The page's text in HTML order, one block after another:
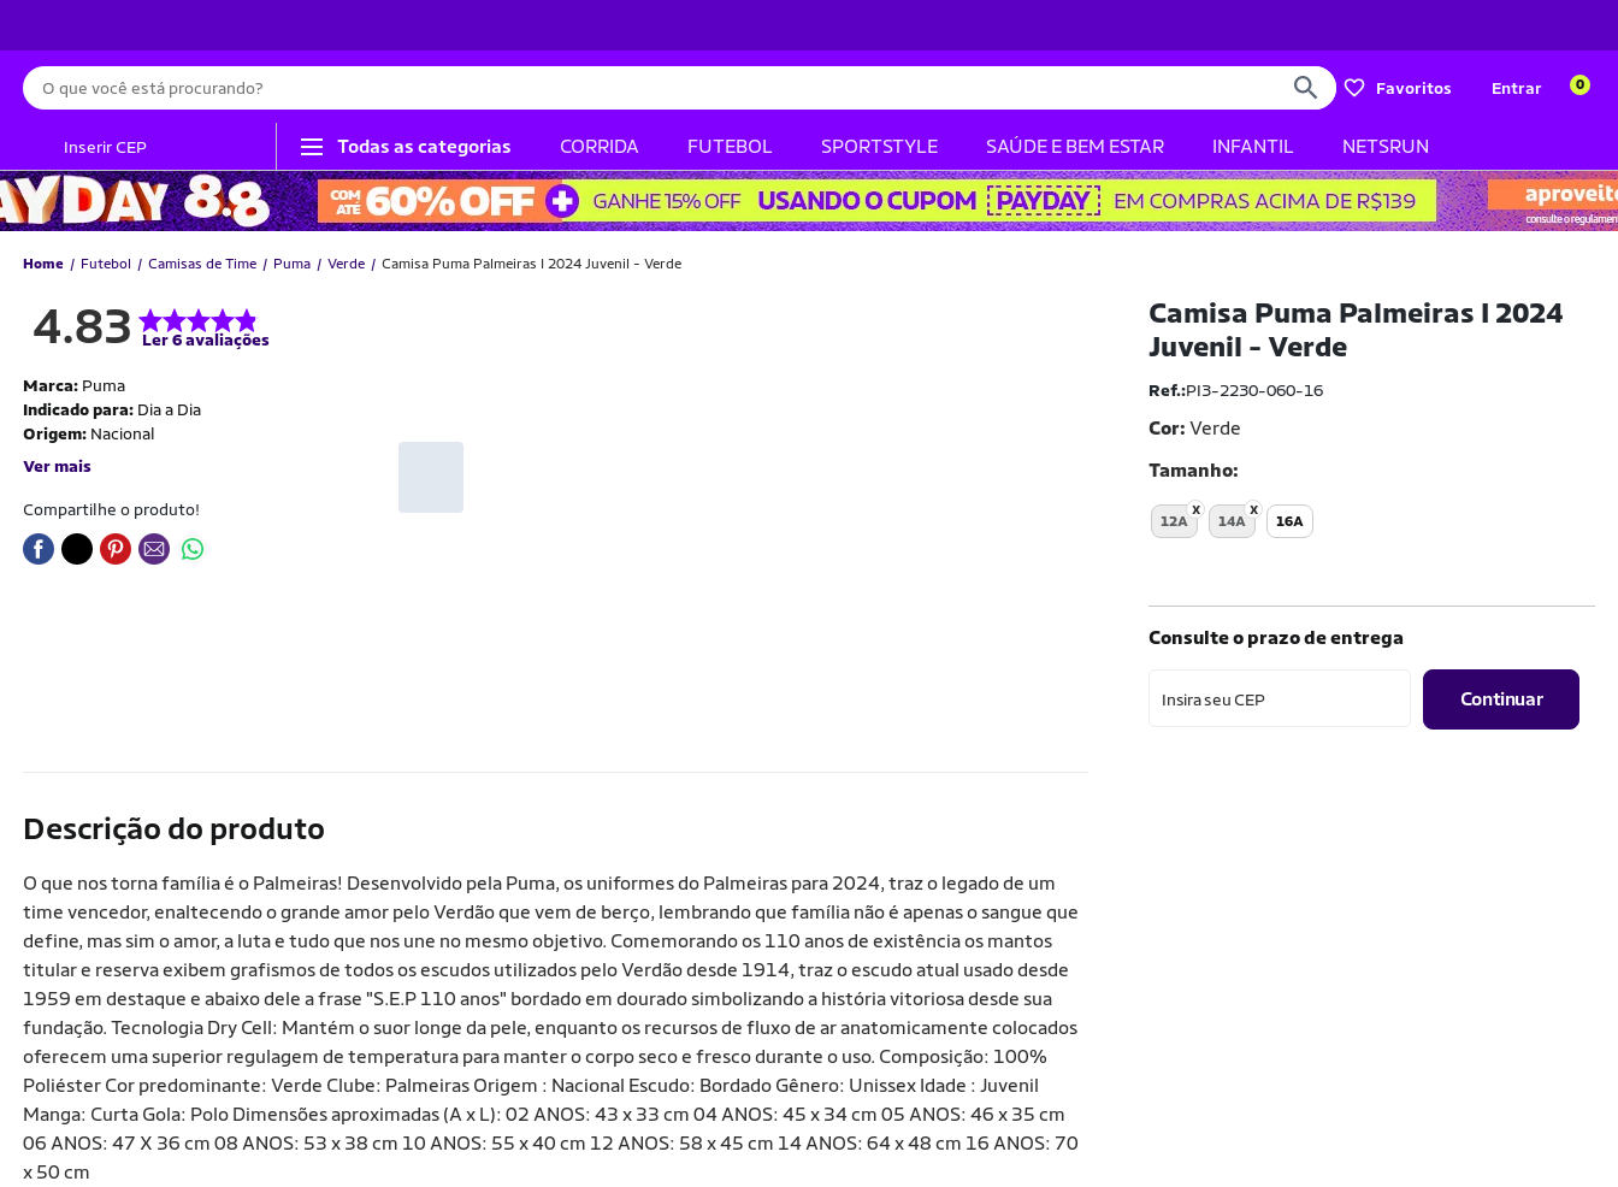
Busca
Favoritos Entrar 0
Inserir CEP Todas as categorias CORRIDA FUTEBOL SPORTSTYLE SAÚDE E BEM ESTAR INFANTIL NETSRUN
Home Futebol Camisas de Time Puma Verde Camisa Puma Palmeiras I 2024 Juvenil - Verde
4.83 Ler 6 avaliações
Marca: Puma
Indicado para: Dia a Dia
Origem: Nacional
Ver mais
Compartilhe o produto!
Camisa Puma Palmeiras I 2024
Juvenil - Verde
Ref.:PI3-2230-060-16
Cor:Verde
Tamanho
12A 14A 16A
Consulte o prazo de entrega
Insira seu CEP Continuar
Descrição do produto
O que nos torna família é o Palmeiras! Desenvolvido pela Puma, os uniformes do Palmeiras para 2024, traz o legado de um
time vencedor, enaltecendo o grande amor pelo Verdão que vem de berço, lembrando que família não é apenas o sangue que
define, mas sim o amor, a luta e tudo que nos une no mesmo objetivo. Comemorando os 110 anos de existência os mantos
titular e reserva exibem grafismos de todos os escudos utilizados pelo Verdão desde 1914, traz o escudo atual usado desde
1959 em destaque e abaixo dele a frase "S.E.P 110 anos" bordado em dourado simbolizando a história vitoriosa desde sua
fundação. Tecnologia Dry Cell: Mantém o suor longe da pele, enquanto os recursos de fluxo de ar anatomicamente colocados
oferecem uma superior regulagem de temperatura para manter o corpo seco e fresco durante o uso. Composição: 100%
Poliéster Cor predominante: Verde Clube: Palmeiras Origem : Nacional Escudo: Bordado Gênero: Unissex Idade : Juvenil
Manga: Curta Gola: Polo Dimensões aproximadas (A x L): 02 ANOS: 43 x 33 cm 04 ANOS: 45 x 34 cm 05 ANOS: 46 x 35 cm
06 ANOS: 47 X 36 cm 08 ANOS: 53 x 38 cm 10 ANOS: 55 x 40 cm 12 ANOS: 58 x 45 cm 14 ANOS: 64 x 48 cm 16 ANOS: 70
x 50 cm